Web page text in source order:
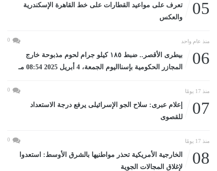
05
تعرف على مواعيد القطارات على خط القاهرة الإسكندرية
والعكس
منذ عام واحد 0
06
بيطرى الأقصر.. ضبط ١٨٥ كيلو جرام لحوم مذبوحة خارج
المجازر الحكومية بإسنااليوم الجمعة، 4 أبريل 2025 08:54 مـ
منذ 17 يومًا 0
07
إعلام عبرى: سلاح الجو الإسرائيلى يرفع درجة الاستعداد
للقصوى
منذ 17 يومًا 0
08
الخارجية الأمريكية تحذر مواطنيها بالشرق الأوسط: استعدوا
لإغلاق المجالات الجوية